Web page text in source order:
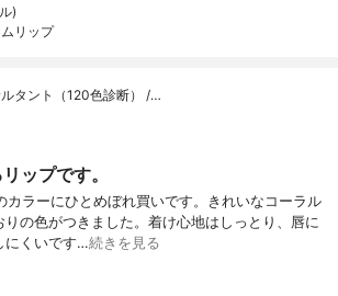
)
リップ
タント（120色診断） /…
ップです。
カラーにひとめぼれ買いです。きれいなコーラル
の色がつきました。着け心地はしっとり、唇に
にくいです…続きを見る